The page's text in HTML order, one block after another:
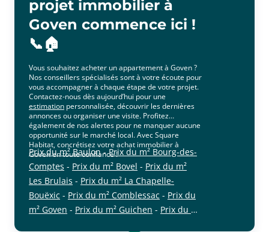
projet immobilier à
Goven commence ici !
📞🏠
Vous souhaitez acheter un appartement à Goven ?
Nos conseillers spécialisés sont à votre écoute pour
vous accompagner à chaque étape de votre projet.
Contactez-nous dès aujourd’hui pour une
estimation personnalisée, découvrir les dernières
annonces ou organiser une visite. Profitez
également de nos alertes pour ne manquer aucune
opportunité sur le marché local. Avec Square
Habitat, concrétisez votre achat immobilier à
Goven en toute confiance !
Prix du m² Baulon-Prix du m² Bourg-des-
Comptes - Prix du m² Bovel - Prix du m²
Les Brulais - Prix du m² La Chapelle-
Bouëxic - Prix du m² Comblessac - Prix du
m² Goven - Prix du m² Guichen - Prix du m²